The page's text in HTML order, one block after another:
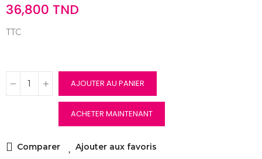
36,800 TND
TTC
AJOUTER AU PANIER
ACHETER MAINTENANT
Comparer Ajouter aux favoris